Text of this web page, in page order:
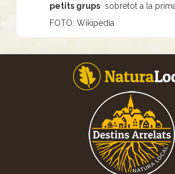
petits grups sobretot a la
FOTO: Wikipèdia